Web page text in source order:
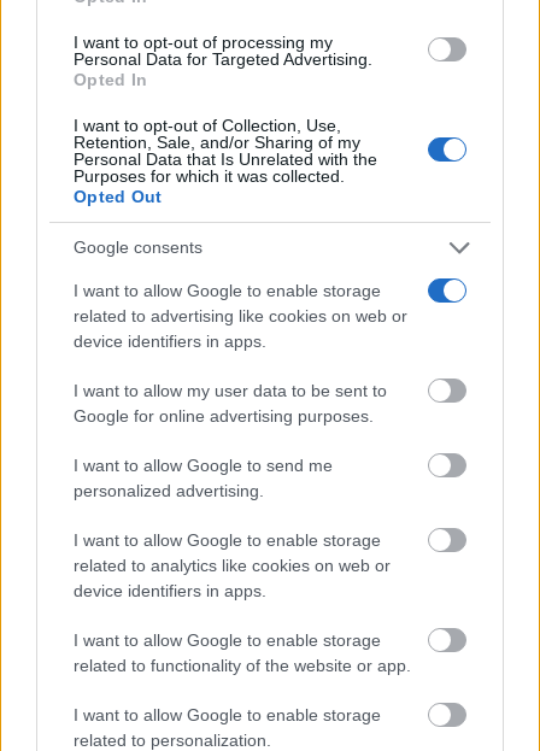
use your data for below specified purposes in below Google
consent section.
I want to opt-out of processing my
Personal Data for Targeted Advertising.
Opted In
I want to opt-out of Collection, Use,
Retention, Sale, and/or Sharing of my
Personal Data that Is Unrelated with the
Purposes for which it was collected.
Opted Out
Google consents
I want to allow Google to enable storage
related to advertising like cookies on web or
device identifiers in apps.
I want to allow my user data to be sent to
Google for online advertising purposes.
I want to allow Google to send me
personalized advertising.
I want to allow Google to enable storage
related to analytics like cookies on web or
device identifiers in apps.
I want to allow Google to enable storage
related to functionality of the website or app.
I want to allow Google to enable storage
related to personalization.
Se dijeron… y pasó
Esto ya forma parte de tu vida, aunque no lo notes
Últimas noticias
Tomelloso desafía al calor y llena de ambiente
la primera noche...
personajes infantiles más populares...
07/08/2026
Un paseo por las Flores y Frutos de la Comarca
de...
Un mercado medieval de artesanía pura en la
07/08/2026